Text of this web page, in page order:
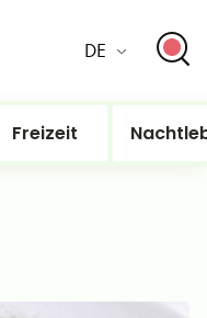
DE
Freizeit